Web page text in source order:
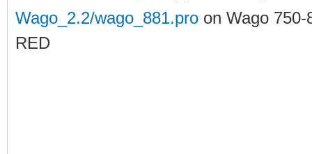
Wago_2.2/wago_881.pro on Wago 750-
RED